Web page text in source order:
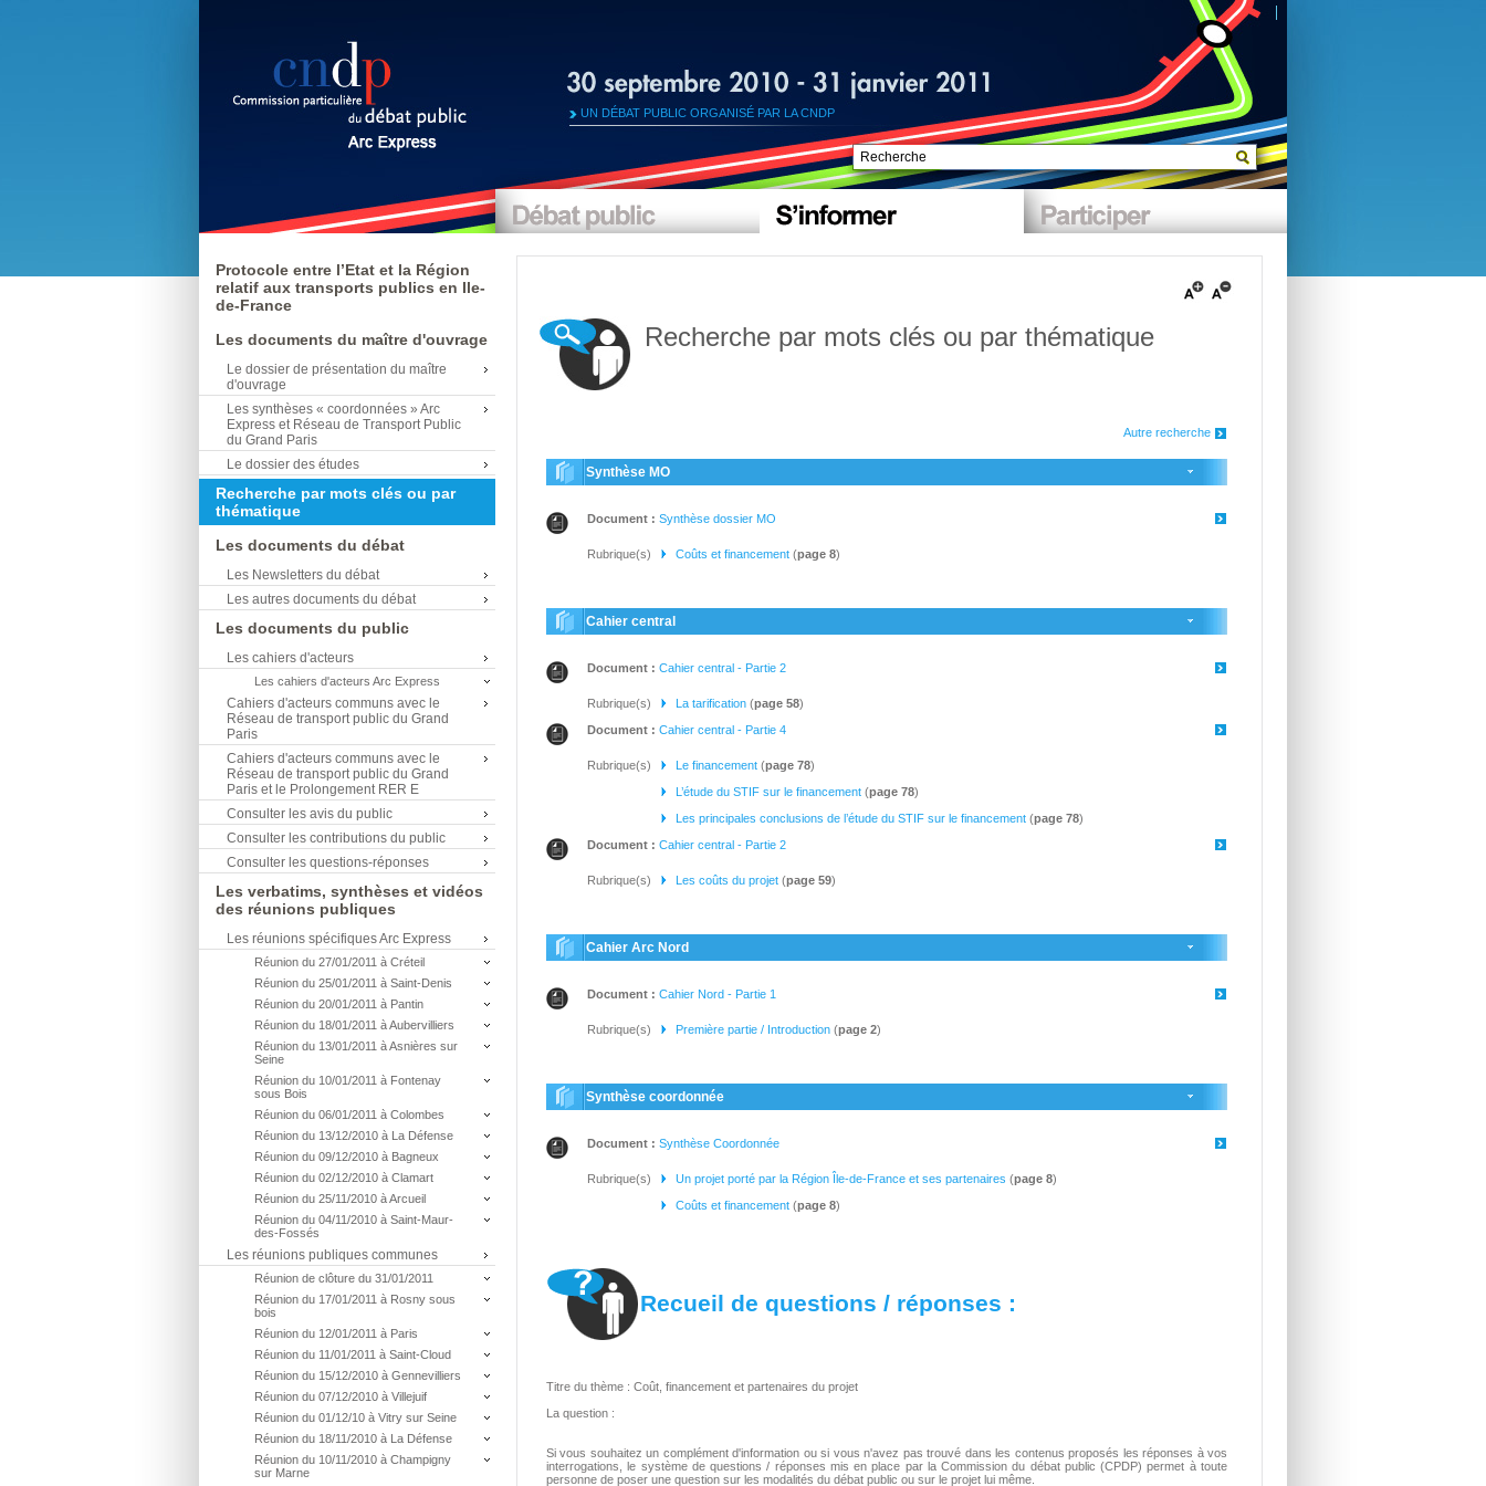
UN DÉBAT PUBLIC ORGANISÉ PAR LA CNDP
Recherche par mots clés ou par thématique
Autre recherche
Synthèse MO
Document : Synthèse dossier MO
Rubrique(s) Coûts et financement (page 8)
Cahier central
Document : Cahier central - Partie 2
Rubrique(s) La tarification (page 58)
Document : Cahier central - Partie 4
Rubrique(s) Le financement (page 78)
L’étude du STIF sur le financement (page 78)
Les principales conclusions de l’étude du STIF sur le financement (page 78)
Document : Cahier central - Partie 2
Rubrique(s) Les coûts du projet (page 59)
Cahier Arc Nord
Document : Cahier Nord - Partie 1
Rubrique(s) Première partie / Introduction (page 2)
Synthèse coordonnée
Document : Synthèse Coordonnée
Rubrique(s) Un projet porté par la Région Île-de-France et ses partenaires (page 8)
Coûts et financement (page 8)
Recueil de questions / réponses :
Titre du thème : Coût, financement et partenaires du projet
La question :
Si vous souhaitez un complément d'information ou si vous n'avez pas trouvé dans les contenus proposés les réponses à vos
interrogations, le système de questions / réponses mis en place par la Commission du débat public (CPDP) permet à toute
personne de poser une question sur les modalités du débat public ou sur le projet lui même.
Protocole entre l’Etat et la Région
relatif aux transports publics en Ile-
de-France
Les documents du maître d'ouvrage
Le dossier de présentation du maître
d'ouvrage
Les synthèses « coordonnées » Arc
Express et Réseau de Transport Public
du Grand Paris
Le dossier des études
Recherche par mots clés ou par
thématique
Les documents du débat
Les Newsletters du débat
Les autres documents du débat
Les documents du public
Les cahiers d'acteurs
Les cahiers d'acteurs Arc Express
Cahiers d'acteurs communs avec le
Réseau de transport public du Grand
Paris
Cahiers d'acteurs communs avec le
Réseau de transport public du Grand
Paris et le Prolongement RER E
Consulter les avis du public
Consulter les contributions du public
Consulter les questions-réponses
Les verbatims, synthèses et vidéos
des réunions publiques
Les réunions spécifiques Arc Express
Réunion du 27/01/2011 à Créteil
Réunion du 25/01/2011 à Saint-Denis
Réunion du 20/01/2011 à Pantin
Réunion du 18/01/2011 à Aubervilliers
Réunion du 13/01/2011 à Asnières sur
Seine
Réunion du 10/01/2011 à Fontenay
sous Bois
Réunion du 06/01/2011 à Colombes
Réunion du 13/12/2010 à La Défense
Réunion du 09/12/2010 à Bagneux
Réunion du 02/12/2010 à Clamart
Réunion du 25/11/2010 à Arcueil
Réunion du 04/11/2010 à Saint-Maur-
des-Fossés
Les réunions publiques communes
Réunion de clôture du 31/01/2011
Réunion du 17/01/2011 à Rosny sous
bois
Réunion du 12/01/2011 à Paris
Réunion du 11/01/2011 à Saint-Cloud
Réunion du 15/12/2010 à Gennevilliers
Réunion du 07/12/2010 à Villejuif
Réunion du 01/12/10 à Vitry sur Seine
Réunion du 18/11/2010 à La Défense
Réunion du 10/11/2010 à Champigny
sur Marne